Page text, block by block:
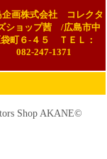
企画株式会社 コレクタ
ショップ茜 /広島市中
袋町６-４５ ＴＥＬ：
082-247-1371
Shop AKANE©